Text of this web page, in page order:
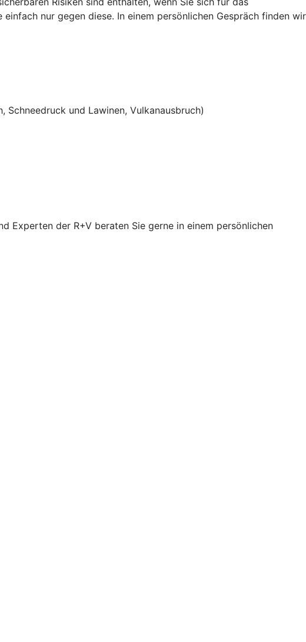
nur gegen diese. In einem persönlichen Gespräch finden wir
Schneedruck und Lawinen, Vulkanausbruch)
Experten der R+V beraten Sie gerne in einem persönlichen